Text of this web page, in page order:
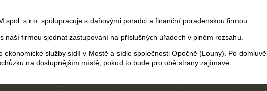
spol. s r.o. spolupracuje s daňovými poradci a finanční poradenskou firmou.
naší firmou sjednat zastupování na příslušných úřadech v plném rozsahu.
ekonomické služby sídlí v Mostě a sídle společnosti Opočně (Louny). Po domluvě
na dostupnějším místě, pokud to bude pro obě strany zajímavé.